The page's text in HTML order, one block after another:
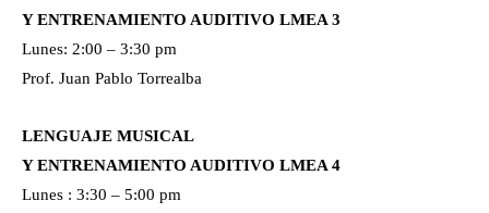
Y ENTRENAMIENTO AUDITIVO LMEA 3
Lunes: 2:00 – 3:30 pm
Prof. Juan Pablo Torrealba
LENGUAJE MUSICAL
Y ENTRENAMIENTO AUDITIVO LMEA 4
Lunes : 3:30 – 5:00 pm